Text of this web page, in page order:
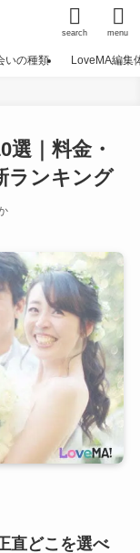
search menu
いの種類 LoveMA編集
｜料金・
ランキング
直どこを選べ